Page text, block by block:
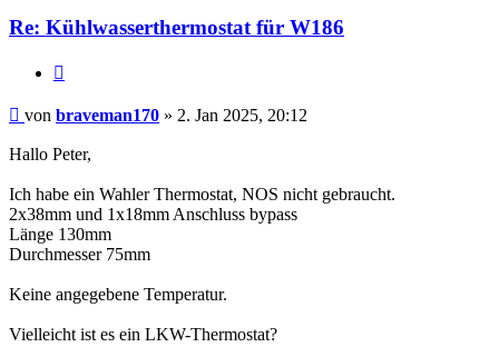
Re: Kühlwasserthermostat für W186
Beitrag
von braveman170 » 2. Jan 2025, 20:12
Hallo Peter,
Ich habe ein Wahler Thermostat, NOS nicht gebraucht.
2x38mm und 1x18mm Anschluss bypass
Länge 130mm
Durchmesser 75mm
Keine angegebene Temperatur.
Vielleicht ist es ein LKW-Thermostat?